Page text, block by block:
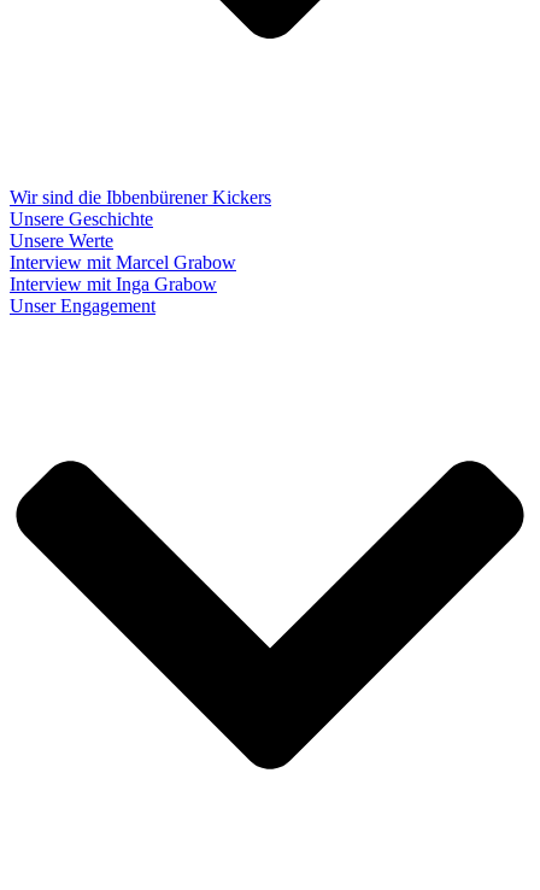
Wir sind die Ibbenbürener Kickers
Unsere Geschichte
Unsere Werte
Interview mit Marcel Grabow
Interview mit Inga Grabow
Unser Engagement